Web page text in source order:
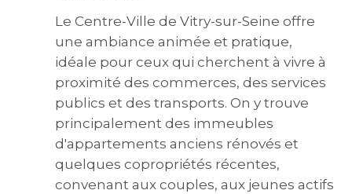
Le Centre-Ville de Vitry-sur-Seine offre
une ambiance animée et pratique,
idéale pour ceux qui cherchent à vivre à
proximité des commerces, des services
publics et des transports. On y trouve
principalement des immeubles
d'appartements anciens rénovés et
quelques copropriétés récentes,
convenant aux couples, aux jeunes actifs